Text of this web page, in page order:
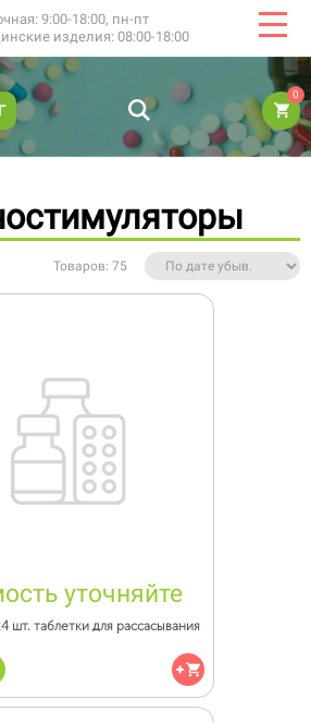
9:00-18:00, пн-пт
изделия: 08:00-18:00
0
Товаров: 75
уточняйте
шт. таблетки для рассасывания